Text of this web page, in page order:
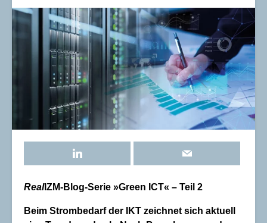
RealIZM-Blog-Serie »Green ICT« – Teil 2
Beim Strombedarf der IKT zeichnet sich aktuell